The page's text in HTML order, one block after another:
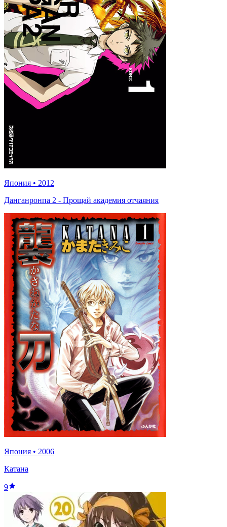
Япония • 2012
Данганронпа 2 - Прощай академия отчаяния
Япония • 2006
Катана
9